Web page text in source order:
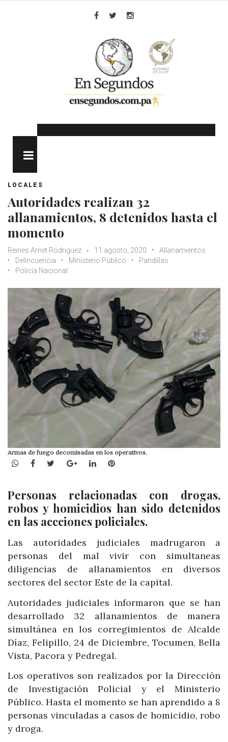
LOCALES
Autoridades realizan 32
allanamientos, 8 detenidos hasta el
momento
Reines Amet Rodriguez 11 agosto, 2020
Allanamientos
Delincuencia
Ministerio Público
Pandillas
Policía Nacional
Armas de fuego decomisadas en los operativos.
WhatsApp
Facebook
TwitterGoogle+LinkedInPinterest
Personas relacionadas con drogas,
robos y homicidios han sido detenidos
en las accciones policiales.
Las autoridades judiciales madrugaron a
personas del mal vivir con simultaneas
diligencias de allanamientos en diversos
sectores del sector Este de la capital.
Autoridades judiciales informaron que se han
desarrollado 32 allanamientos de manera
simultánea en los corregimientos de Alcalde
Díaz, Felipillo, 24 de Diciembre, Tocumen, Bella
Vista, Pacora y Pedregal.
Los operativos son realizados por la Dirección
de Investigación Policial y el Ministerio
Público. Hasta el momento se han aprendido a 8
personas vinculadas a casos de homicidio, robo
y droga.